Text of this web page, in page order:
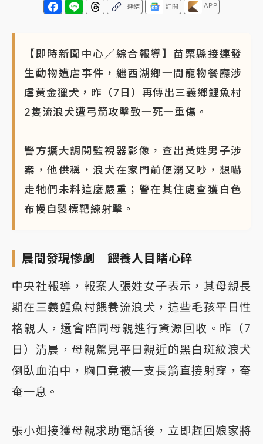
連結 訂閱 APP
【即時新聞中心／綜合報導】苗栗縣接連發
生動物遭虐事件，繼西湖鄉一間寵物餐廳涉
虐黃金獵犬，昨（7日）再傳出三義鄉鯉魚村
2隻流浪犬遭弓箭攻擊致一死一重傷。
警方擴大調閱監視器影像，查出黃姓男子涉
案，他供稱，浪犬在家門前便溺又吵，想嚇
走牠們未料這麼嚴重；警在其住處查獲白色
布幔自製標靶練射擊。
晨間發現慘劇 餵養人目睹心碎
中央社報導，報案人張姓女子表示，其母親長
期在三義鯉魚村餵養流浪犬，這些毛孩平日性
格親人，還會陪同母親進行資源回收。昨（7
日）清晨，母親驚見平日親近的黑白斑紋浪犬
倒臥血泊中，胸口竟被一支長箭直接射穿，奄
奄一息。
張小姐接獲母親求助電話後，立即趕回娘家將